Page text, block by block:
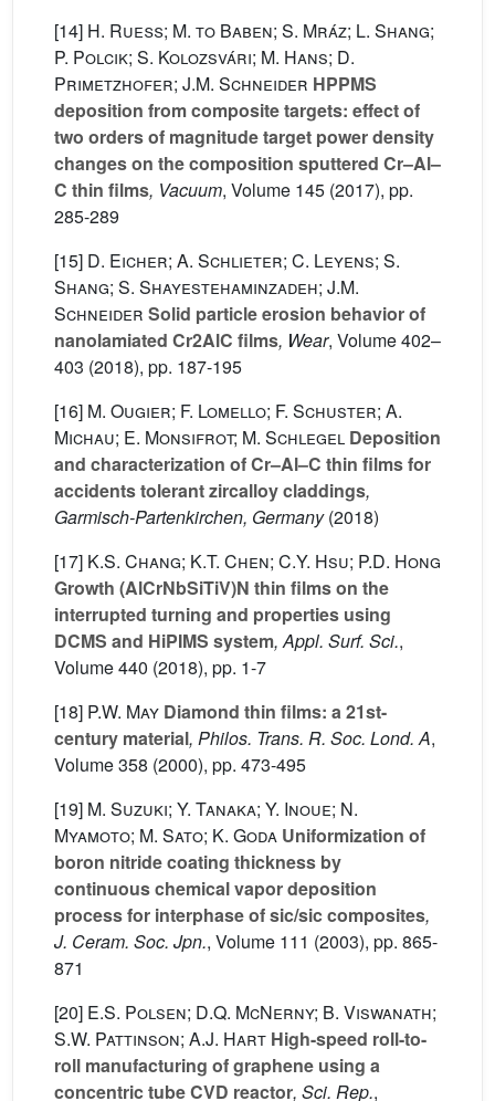
[14] H. Rueß; M. to Baben; S. Mráz; L. Shang;
P. Polcik; S. Kolozsvári; M. Hans; D.
Primetzhofer; J.M. Schneider HPPMS
deposition from composite targets: effect of
two orders of magnitude target power density
changes on the composition sputtered Cr–Al–
C thin films, Vacuum, Volume 145 (2017), pp.
285-289
[15] D. Eicher; A. Schlieter; C. Leyens; S.
Shang; S. Shayestehaminzadeh; J.M.
Schneider Solid particle erosion behavior of
nanolamiated Cr2AlC films, Wear, Volume 402–
403 (2018), pp. 187-195
[16] M. Ougier; F. Lomello; F. Schuster; A.
Michau; E. Monsifrot; M. Schlegel Deposition
and characterization of Cr–Al–C thin films for
accidents tolerant zircalloy claddings,
Garmisch-Partenkirchen, Germany(2018)
[17] K.S. Chang; K.T. Chen; C.Y. Hsu; P.D. Hong
Growth (AlCrNbSiTiV)N thin films on the
interrupted turning and properties using
DCMS and HiPIMS system, Appl. Surf. Sci.,
Volume 440 (2018), pp. 1-7
[18] P.W. May Diamond thin films: a 21st-
century material, Philos. Trans. R. Soc. Lond. A,
Volume 358 (2000), pp. 473-495
[19] M. Suzuki; Y. Tanaka; Y. Inoue; N.
Myamoto; M. Sato; K. Goda Uniformization of
boron nitride coating thickness by
continuous chemical vapor deposition
process for interphase of sic/sic composites,
J. Ceram. Soc. Jpn., Volume 111 (2003), pp. 865-
871
[20] E.S. Polsen; D.Q. McNerny; B. Viswanath;
S.W. Pattinson; A.J. Hart High-speed roll-to-
roll manufacturing of graphene using a
concentric tube CVD reactor, Sci. Rep.,